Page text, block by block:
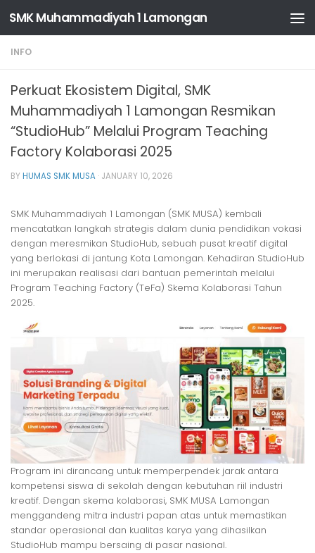
Skip to content
SMK Muhammadiyah 1 Lamongan
INFO
Perkuat Ekosistem Digital, SMK
Muhammadiyah 1 Lamongan Resmikan
“StudioHub” Melalui Program Teaching
Factory Kolaborasi 2025
BYHUMAS SMK MUSA · JANUARY 10, 2026
SMK Muhammadiyah 1 Lamongan (SMK MUSA) kembali
mencatatkan langkah strategis dalam dunia pendidikan vokasi
dengan meresmikan StudioHub, sebuah pusat kreatif digital
yang berlokasi di jantung Kota Lamongan. Kehadiran StudioHub
ini merupakan realisasi dari bantuan pemerintah melalui
Program Teaching Factory (TeFa) Skema Kolaborasi Tahun
2025.
Program ini dirancang untuk memperpendek jarak antara
kompetensi siswa di sekolah dengan kebutuhan riil industri
kreatif. Dengan skema kolaborasi, SMK MUSA Lamongan
menggandeng mitra industri papan atas untuk memastikan
standar operasional dan kualitas karya yang dihasilkan
StudioHub mampu bersaing di pasar nasional.